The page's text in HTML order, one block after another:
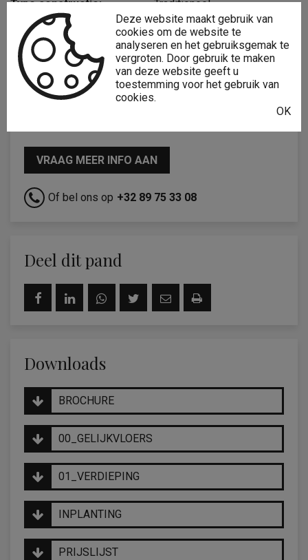
Type constructie: Traditioneel
Gevelbreedte: 7,1 m
Bouwlagen: 2
VRAAG MEER INFO AAN
Of bel ons op +32 89 75 33 08
Deel dit pand
Downloads
BROCHURE
00_GELIJKVLOERS
01_VERDIEPING
INPLANTING
PRIJSLIJST
Deze website maakt gebruik van
cookies om de website te
analyseren en het gebruiksgemak te
vergroten. Door gebruik te maken
van deze website geeft u
toestemming voor het gebruik van
cookies.
OK